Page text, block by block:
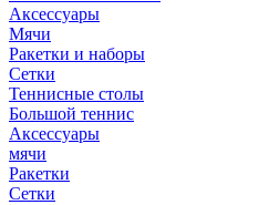
Аксессуары
Мячи
Ракетки и наборы
Сетки
Теннисные столы
Большой теннис
Аксессуары
мячи
Ракетки
Сетки